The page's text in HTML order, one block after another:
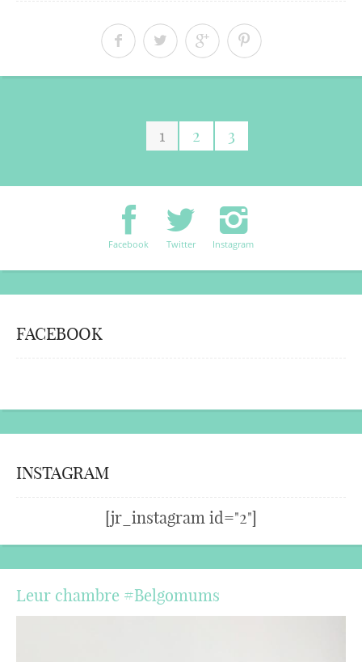
1 2 3
Facebook Twitter Instagram
FACEBOOK
INSTAGRAM
[jr_instagram id="2"]
Leur chambre #Belgomums